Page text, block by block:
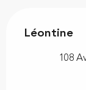
Léontine
108